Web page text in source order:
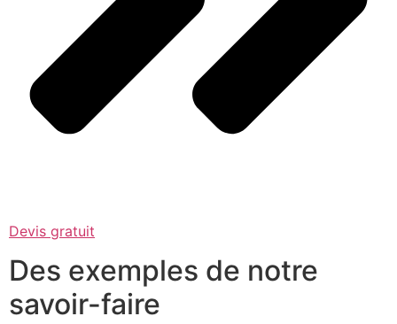
Devis gratuit
Des exemples de notre
savoir-faire